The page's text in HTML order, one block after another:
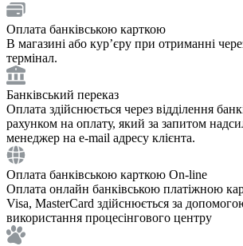
Оплата банківською карткою
В магазині або курʼєру при отриманні
термінал.
Банківський переказ
Оплата здійснюється через відділення
рахунком на оплату, який за запитом
менеджер на e-mail адресу клієнта.
Оплата банківською карткою On-line
Оплата онлайн банківською платіжною
Visa, MasterCard здійснюється за
використання процесінгового центру